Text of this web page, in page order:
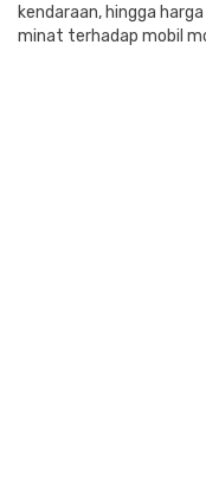
kendaraan, hingga
minat terhadap mobil